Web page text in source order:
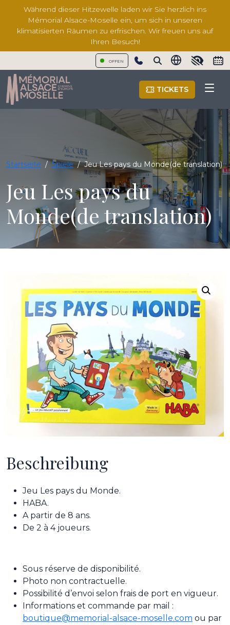
Während dieser Hitzewelle laden wir Sie herzlich ins
Mémorial Alsace-Moselle ein, um sich in unseren
klimatisierten Räumen zu erfrischen. Wir freuen uns auf
Ihren Besuch!
OFFEN
Show phone number
TICKETS
Startseite / Spiele / Jeu Les pays du Monde(de translation)
Jeu Les pays du
Monde(de translation)
Beschreibung
Jeu Les pays du Monde.
HABA.
A partir de 8 ans.
De 2 à 4 joueurs.
Sous réserve de disponibilité.
Photo non contractuelle.
Possibilité d’envoi selon frais de port en vigueur.
Informations et commande par mail :
boutique@memorial-alsace-moselle.com ou par